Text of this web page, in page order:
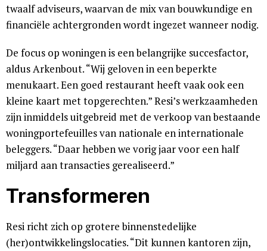
twaalf adviseurs, waarvan de mix van bouwkundige en
financiële achtergronden wordt ingezet wanneer nodig.
De focus op woningen is een belangrijke succesfactor,
aldus Arkenbout. “Wij geloven in een beperkte
menukaart. Een goed restaurant heeft vaak ook een
kleine kaart met topgerechten.” Resi’s werkzaamheden
zijn inmiddels uitgebreid met de verkoop van bestaande
woningportefeuilles van nationale en internationale
beleggers. “Daar hebben we vorig jaar voor een half
miljard aan transacties gerealiseerd.”
Transformeren
Resi richt zich op grotere binnenstedelijke
(her)ontwikkelingslocaties. “Dit kunnen kantoren zijn,